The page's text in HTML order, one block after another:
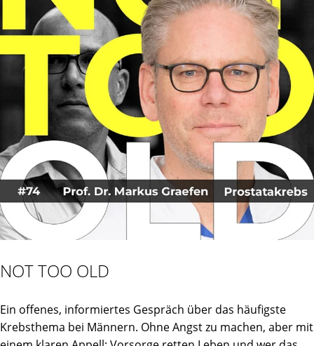
NOT TOO OLD
Ein offenes, informiertes Gespräch über das häufigste
Krebsthema bei Männern. Ohne Angst zu machen, aber mit